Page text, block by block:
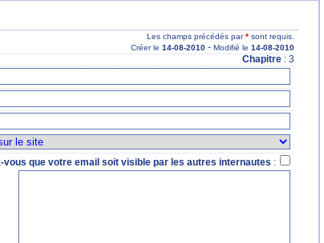
Les champs précédés par* sont requis.
Créer le 14-08-2010 - Modifié le 14-08-2010
Chapitre : 3
vous que votre email soit visible par les autres internautes :